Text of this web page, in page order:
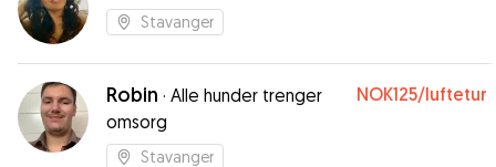
Stavanger
Robin · Alle hunder trenger
omsorg
NOK125/luftetur
Stavanger